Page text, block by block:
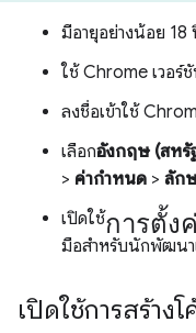
มีอายุอย่างน้อย
ใช้ Chrome เวอร์
ลงชื่อเข้าใช้
เลือกอังกฤษ (สหรั
> ค่ากำหนด > ลัก
เปิดใช้การตั้ง
มือสำหรับนักพัฒนา
เปิดใช้การสร้างโ